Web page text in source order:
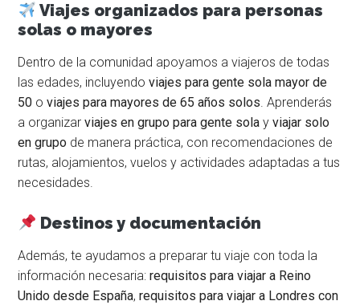
Viajes organizados para personas
solas o mayores
Dentro de la comunidad apoyamos a viajeros de todas
las edades, incluyendoviajes para gente sola mayor de
50 oviajes para mayores de 65 años solos. Aprenderás
a organizarviajes en grupo para gente sola yviajar solo
en grupo de manera práctica, con recomendaciones de
rutas, alojamientos, vuelos y actividades adaptadas a tus
necesidades.
Destinos y documentación
Además, te ayudamos a preparar tu viaje con toda la
información necesaria:requisitos para viajar a Reino
Unido desde España,requisitos para viajar a Londres con